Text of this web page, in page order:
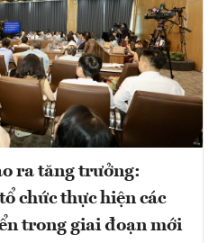
ra tăng trưởng:
chức thực hiện các
trong giai đoạn mới